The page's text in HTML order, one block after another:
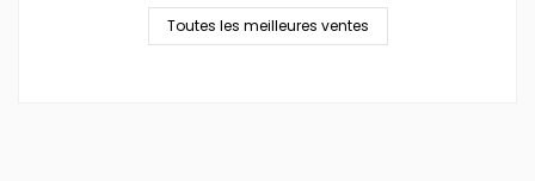
Toutes les meilleures ventes